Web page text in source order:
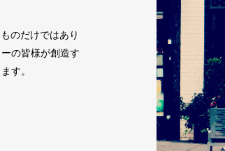
のだけではあり
の皆様が創造す
す。